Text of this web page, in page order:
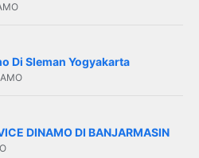
Di Sleman Yogyakarta
DINAMO DI BANJARMASIN